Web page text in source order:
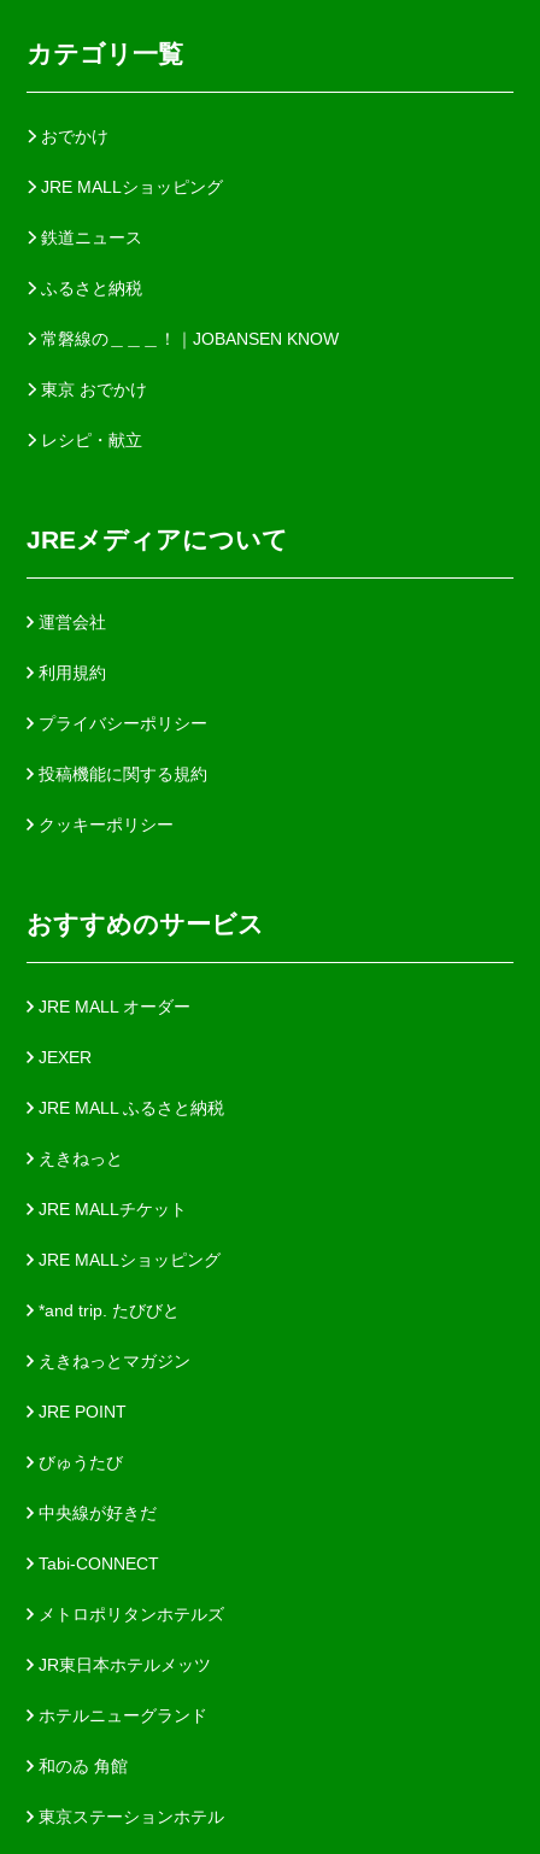
カテゴリ一覧
おでかけ
JRE MALLショッピング
鉄道ニュース
ふるさと納税
常磐線の＿＿＿！｜JOBANSEN KNOW
東京 おでかけ
レシピ・献立
JREメディアについて
運営会社
利用規約
プライバシーポリシー
投稿機能に関する規約
クッキーポリシー
おすすめのサービス
JRE MALL オーダー
JEXER
JRE MALL ふるさと納税
えきねっと
JRE MALLチケット
JRE MALLショッピング
*and trip. たびびと
えきねっとマガジン
JRE POINT
びゅうたび
中央線が好きだ
Tabi-CONNECT
メトロポリタンホテルズ
JR東日本ホテルメッツ
ホテルニューグランド
和のゐ 角館
東京ステーションホテル